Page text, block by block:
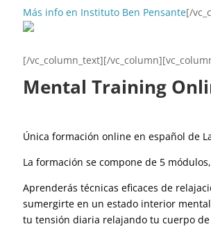
Más info en Instituto Ben Pensante[/
[/vc_column_text][/
Mental Training
Única formación online en español de
La formación se compone de 5
Aprenderás técnicas eficaces de
sumergirte en un estado interior
tu tensión diaria relajando tu cuerpo